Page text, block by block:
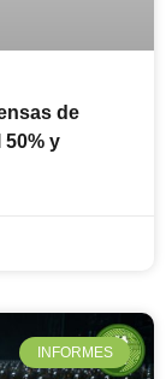
de
y
INFORMES